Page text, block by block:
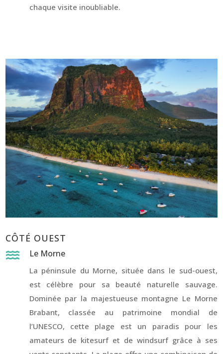
chaque visite inoubliable.
CÔTÉ OUEST

Le Morne
La péninsule du Morne, située dans le sud-ouest,
est célèbre pour sa beauté naturelle sauvage.
Dominée par la majestueuse montagne Le Morne
Brabant, classée au patrimoine mondial de
l’UNESCO, cette plage est un paradis pour les
amateurs de kitesurf et de windsurf grâce à ses